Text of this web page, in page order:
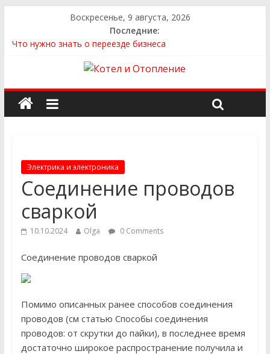
Воскресенье, 9 августа, 2026
Последние:
Что нужно знать о переезде бизнеса
Как выбрать сантехнику и отопление для дома в
Как найти идеальный каркасный дом для жизни за городом
и не ошибиться в выборе
Электрика и электроника
Соединение проводов
сваркой
10.10.2024 Olga 0 Comments
Соединение проводов сваркой
Помимо описанных ранее способов соединения
проводов (см статью Способы соединения
проводов: от скрутки до пайки), в последнее время
достаточно широкое распространение получила и